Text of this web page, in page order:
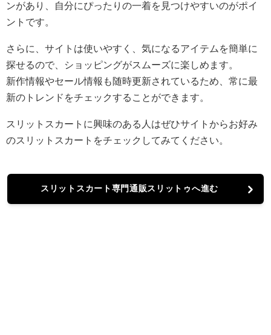
ンがあり、自分にぴったりの一着を見つけやすいのがポイ
ントです。
さらに、サイトは使いやすく、気になるアイテムを簡単に
探せるので、ショッピングがスムーズに楽しめます。
新作情報やセール情報も随時更新されているため、常に最
新のトレンドをチェックすることができます。
スリットスカートに興味のある人はぜひサイトからお好み
のスリットスカートをチェックしてみてください。
スリットスカート専門通販スリットゥへ進む